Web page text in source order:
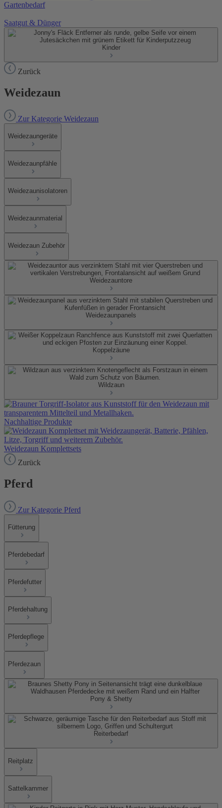
Gartenbedarf
Saatgut & Dünger
Kinder
Zurück
Weidezaun
Zur Kategorie Weidezaun
Weidezaungeräte
Weidezaunpfähle
Weidezaunisolatoren
Weidezaunmaterial
Weidezaun Zubehör
Weidezauntore
Weidezaunpanels
Koppelzäune
Wildzaun
Nachhaltige Produkte
Weidezaun Komplettsets
Zurück
Pferd
Zur Kategorie Pferd
Fütterung
Pferdebedarf
Pferdefutter
Pferdehaltung
Pferdepflege
Pferdezaun
Pony & Shetty
Reiterbedarf
Reitplatz
Sattelkammer